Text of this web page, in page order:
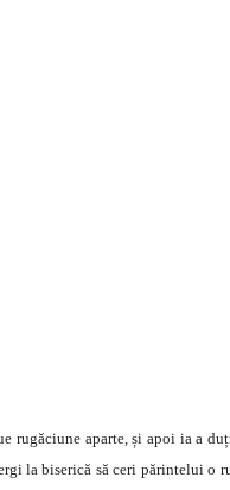
rugăciune aparte, și apoi ia a
la biserică să ceri părintelui o